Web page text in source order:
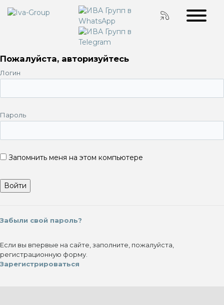
Пожалуйста, авторизуйтесь
Логин
Пароль
Запомнить меня на этом компьютере
Забыли свой пароль?
Если вы впервые на сайте, заполните, пожалуйста,
регистрационную форму.
Зарегистрироваться